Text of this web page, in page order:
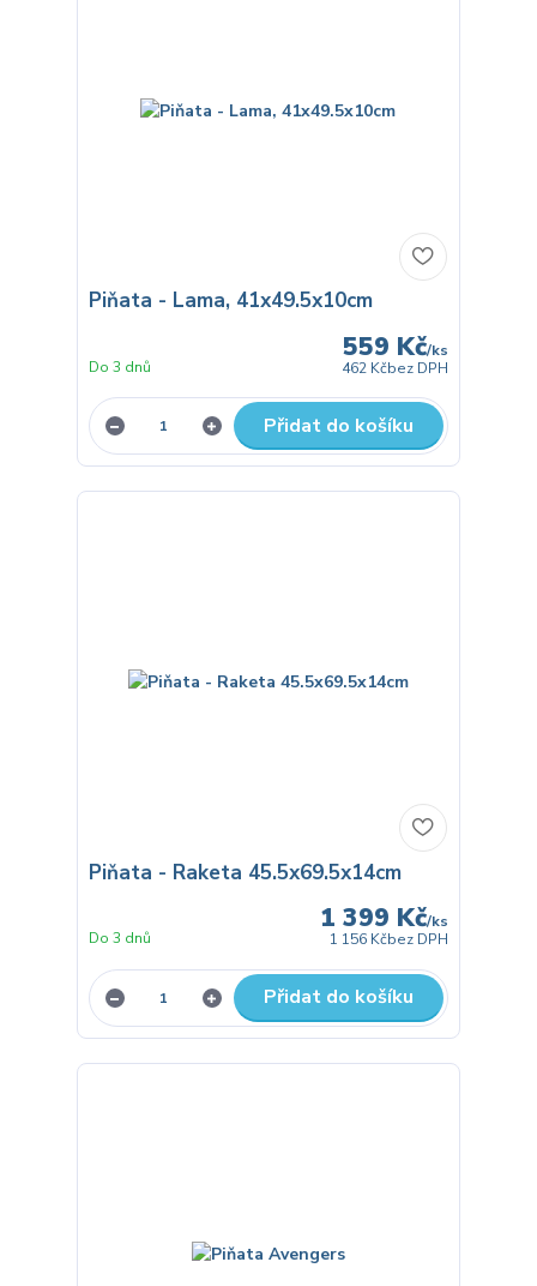
Piňata - Lama, 41x49.5x10cm
559 Kč/ks
462 Kčbez DPH
Do 3 dnů
Přidat do košíku
Piňata - Raketa 45.5x69.5x14cm
1 399 Kč/ks
1 156 Kčbez DPH
Do 3 dnů
Přidat do košíku